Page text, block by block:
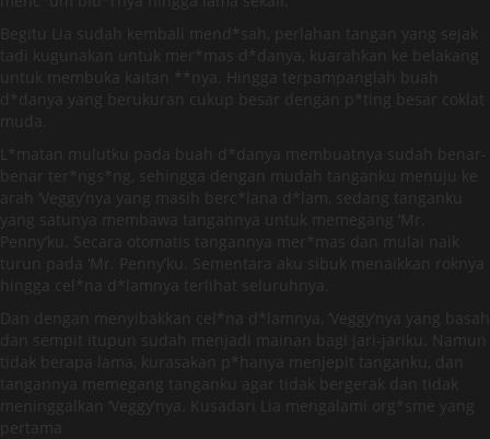
Begitu Lia sudah kembali mend*sah, perlahan tangan yang sejak
tadi kugunakan untuk mer*mas d*danya, kuarahkan ke belakang
untuk membuka kaitan **nya. Hingga terpampanglah buah
d*danya yang berukuran cukup besar dengan p*ting besar coklat
muda.
L*matan mulutku pada buah d*danya membuatnya sudah benar-
benar ter*ngs*ng, sehingga dengan mudah tanganku menuju ke
arah ‘Veggy’nya yang masih berc*lana d*lam, sedang tanganku
yang satunya membawa tangannya untuk memegang ‘Mr.
Penny’ku. Secara otomatis tangannya mer*mas dan mulai naik
turun pada ‘Mr. Penny’ku. Sementara aku sibuk menaikkan roknya
hingga cel*na d*lamnya terlihat seluruhnya.
Dan dengan menyibakkan cel*na d*lamnya, ‘Veggy’nya yang basah
dan sempit itupun sudah menjadi mainan bagi jari-jariku. Namun
tidak berapa lama, kurasakan p*hanya menjepit tanganku, dan
tangannya memegang tanganku agar tidak bergerak dan tidak
meninggalkan ‘Veggy’nya. Kusadari Lia mengalami org*sme yang
pertama